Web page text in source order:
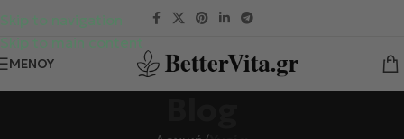
Skip to navigation
Skip to main content
ΜΕΝΟΎ